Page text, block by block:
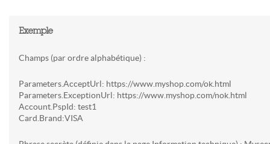
Exemple
Champs (par ordre alphabétique) :
Parameters.AcceptUrl: https://www.myshop.com/ok.html
Parameters.ExceptionUrl: https://www.myshop.com/nok.html
Account.PspId: test1
Card.Brand:VISA